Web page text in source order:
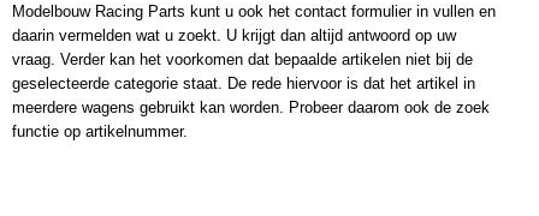
Modelbouw Racing Parts kunt u ook het contact formulier in vullen en
daarin vermelden wat u zoekt. U krijgt dan altijd antwoord op uw
vraag. Verder kan het voorkomen dat bepaalde artikelen niet bij de
geselecteerde categorie staat. De rede hiervoor is dat het artikel in
meerdere wagens gebruikt kan worden. Probeer daarom ook de zoek
functie op artikelnummer.